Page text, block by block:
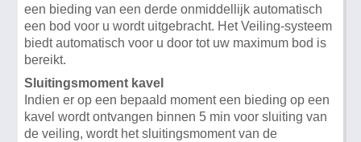
een bieding van een derde onmiddellijk automatisch
een bod voor u wordt uitgebracht. Het Veiling-systeem
biedt automatisch voor u door tot uw maximum bod is
bereikt.
Sluitingsmoment kavel
Indien er op een bepaald moment een bieding op een
kavel wordt ontvangen binnen 5 min voor sluiting van
de veiling, wordt het sluitingsmoment van de